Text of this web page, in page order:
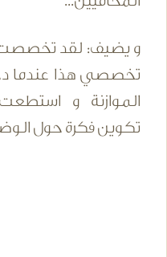
و يضيف: لقد تخصصت
تخصصي هذا عندما
الموازنة و
تكوين فكرة حول